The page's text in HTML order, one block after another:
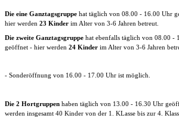
Die eine Ganztagsgruppe hat täglich von 08.00 - 16.00 Uhr
hier werden 23 Kinder im Alter von 3-6 Jahren betreut.
Die zweite Ganztagsgruppe hat ebenfalls täglich von 08.00 -
geöffnet - hier werden 24 Kinder im Alter von 3-6 Jahren
- Sonderöffnung von 16.00 - 17.00 Uhr ist möglich.
Die 2 Hortgruppen haben täglich von 13.00 - 16.30 Uhr
werden insgesamt 40 Kinder von der 1. KLasse bis zur 4.